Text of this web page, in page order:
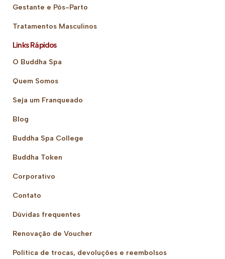
Gestante e Pós-Parto
Tratamentos Masculinos
Links Rápidos
O Buddha Spa
Quem Somos
Seja um Franqueado
Blog
Buddha Spa College
Buddha Token
Corporativo
Contato
Dúvidas frequentes
Renovação de Voucher
Política de trocas, devoluções e reembolsos